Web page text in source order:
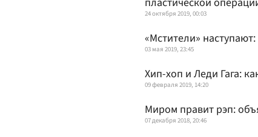
24 октября 2019, 00:03
«Мстители»
03 мая 2019, 23:45
Хип-хоп и Леди Гага:
09 февраля 2019, 14:20
Миром правит рэп:
07 декабря 2018, 20:46